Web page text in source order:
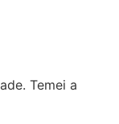
Temei a